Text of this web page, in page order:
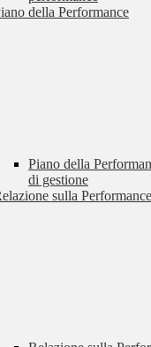
della Performance
Piano della
di gestione
sulla Performance